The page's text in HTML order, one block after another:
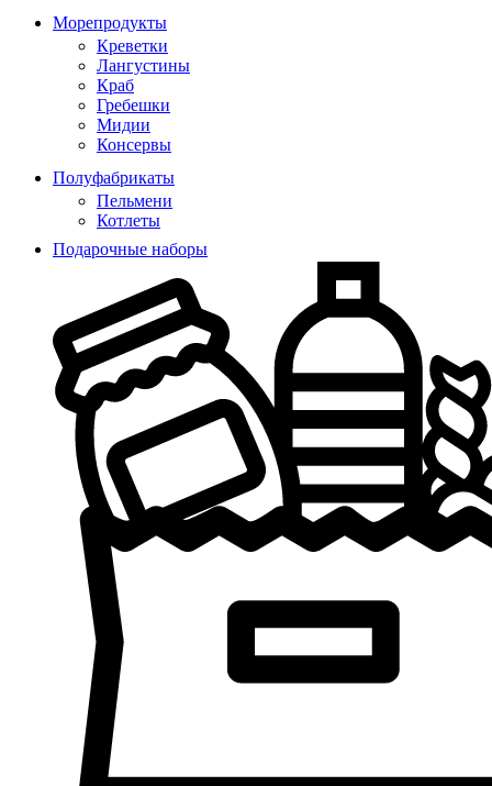
Морепродукты
Креветки
Лангустины
Краб
Гребешки
Мидии
Консервы
Полуфабрикаты
Пельмени
Котлеты
Подарочные наборы